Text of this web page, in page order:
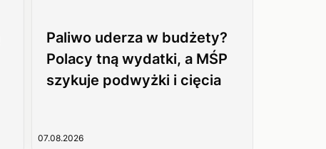
Paliwo uderza w budżety?
Polacy tną wydatki, a MŚP
szykuje podwyżki i cięcia
07.08.2026